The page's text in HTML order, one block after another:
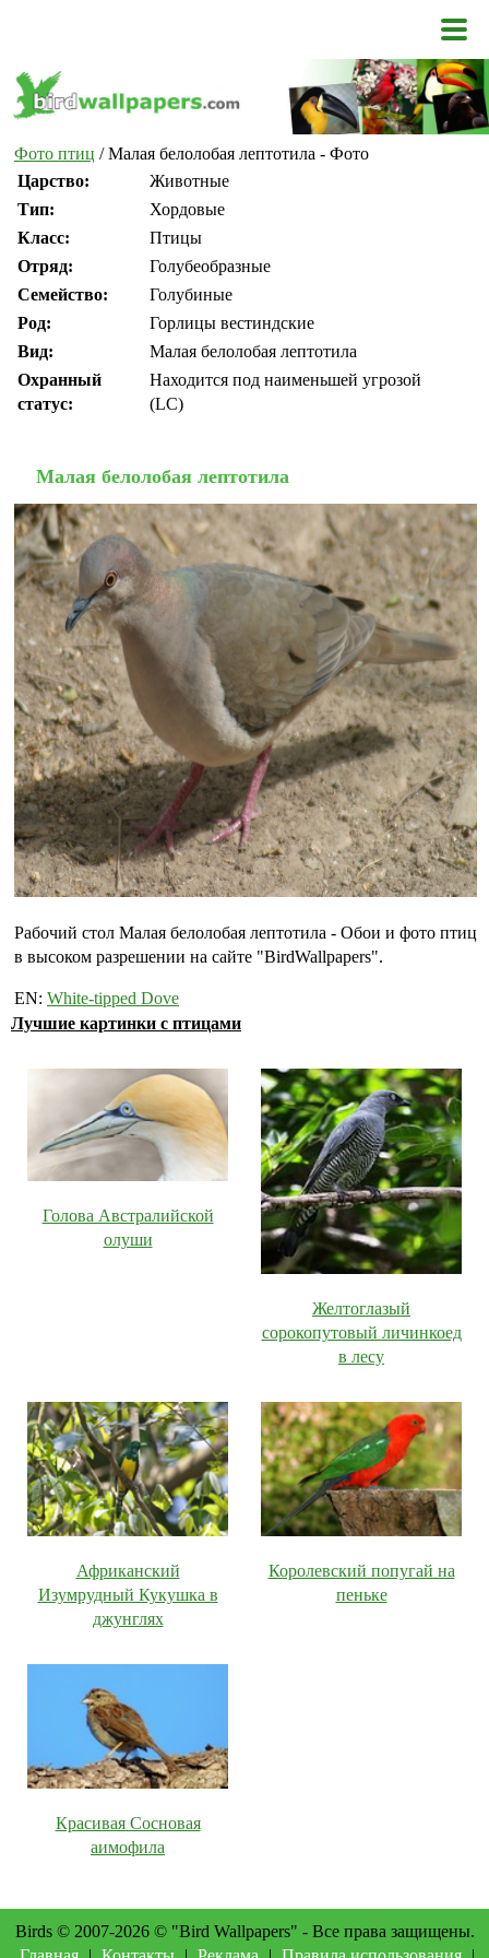
Фото птиц / Малая белолобая лептотила - Фото
Царство:
Животные
Тип:
Хордовые
Класс:
Птицы
Отряд:
Голубеобразные
Семейство:
Голубиные
Род:
Горлицы вестиндские
Вид:
Малая белолобая лептотила
Охранный
статус:
Находится под наименьшей угрозой
(LC)
Малая белолобая лептотила
Рабочий стол Малая белолобая лептотила - Обои и фото птиц
в высоком разрешении на сайте "BirdWallpapers".
EN: White-tipped Dove
Лучшие картинки с птицами
Голова Австралийской
олуши
Желтоглазый
сорокопутовый личинкоед
в лесу
Африканский
Изумрудный Кукушка в
джунглях
Королевский попугай на
пеньке
Красивая Сосновая
аимофила
Birds © 2007-2026 © "Bird Wallpapers" - Все права защищены.